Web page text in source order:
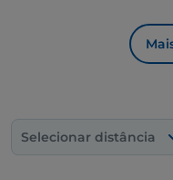
Selecionar distância